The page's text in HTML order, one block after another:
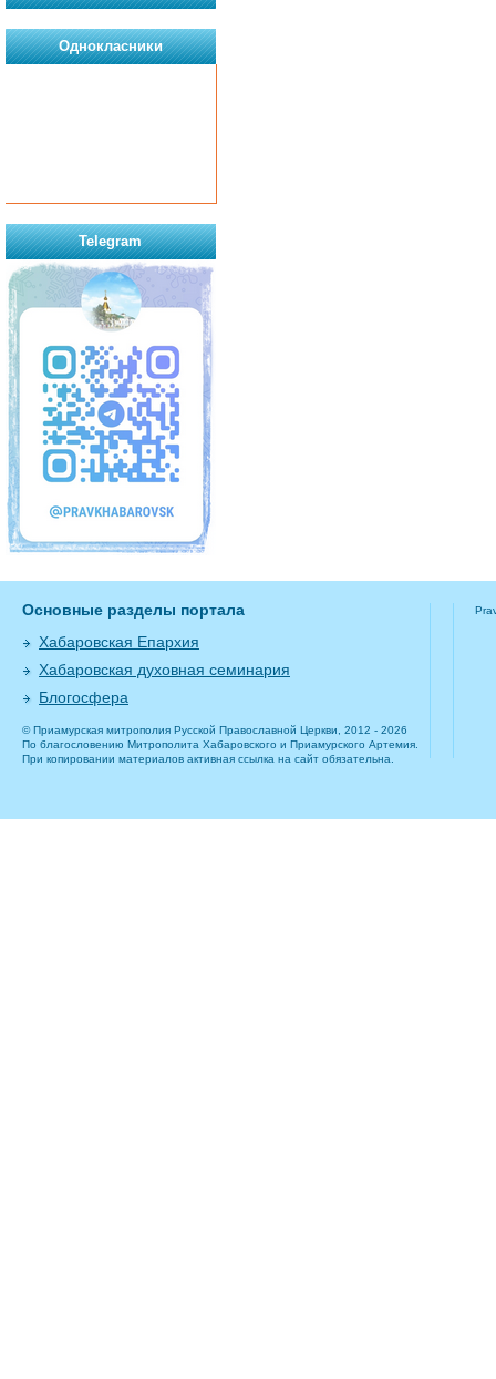
Однокласники
Telegram
Основные разделы портала
Хабаровская Епархия
Хабаровская духовная семинария
Блогосфера
© Приамурская митрополия Русской Православной Церкви, 2012 - 2026
По благословению Митрополита Хабаровского и Приамурского Артемия.
При копировании материалов активная ссылка на сайт обязательна.